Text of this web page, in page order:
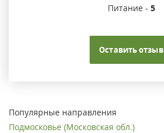
Питание - 5
Оставить отзыв
Популярные направления
Подмосковье (Московская обл.)